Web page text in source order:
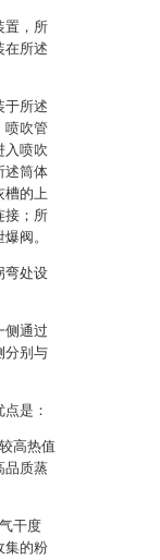
置，所
在所述
于所述
喷吹管
入喷吹
述筒体
槽的上
接；所
阀。
弯处设
侧通过
分别与
是：
高热值
品质蒸
干度
集的粉